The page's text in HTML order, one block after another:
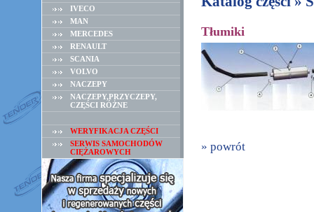
IVECO
MAN
MERCEDES
RENAULT
SCANIA
VOLVO
NACZEPY
NACZEPY,PRZYCZEPY,
CZĘŚCI RÓŻNE
WERYFIKACJA CZĘŚCI
SERWIS SAMOCHODÓW
CIĘŻAROWYCH
Tłumiki
» powrót